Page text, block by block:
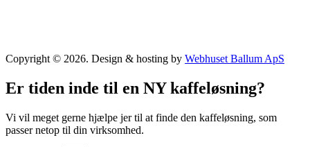
Copyright © 2026. Design & hosting by Webhuset Ballum ApS
Er tiden inde til en NY kaffeløsning?
Vi vil meget gerne hjælpe jer til at finde den kaffeløsning, som
passer netop til din virksomhed.